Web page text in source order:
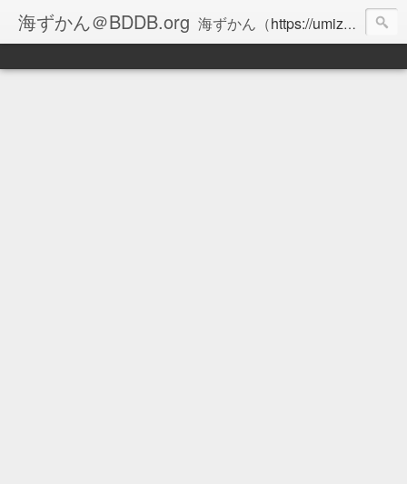
海ずかん＠BDDB.org 海ずかん（https://umizukan.com